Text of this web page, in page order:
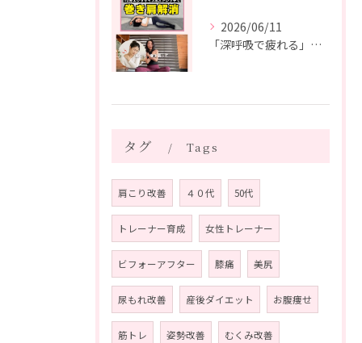
2026/06/11
「深呼吸で疲れる」の、実は普通じゃありません。
タグ Tags
肩こり改善 ４０代 50代
トレーナー育成 女性トレーナー
ビフォーアフター 膝痛 美尻
尿もれ改善 産後ダイエット お腹痩せ
筋トレ 姿勢改善 むくみ改善